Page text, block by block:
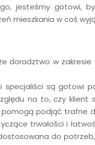
jesteśmy gotowi,
mieszkania w coś
doradztwo w zakresie
są gotowi
na to, czy klient
podjąć trafne
trwałości i
do